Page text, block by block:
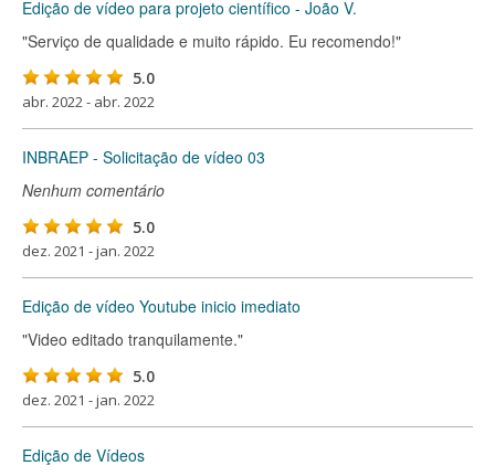
Edição de vídeo para projeto científico - João V.
"Serviço de qualidade e muito rápido. Eu recomendo!"
5.0
abr. 2022 - abr. 2022
INBRAEP - Solicitação de vídeo 03
Nenhum comentário
5.0
dez. 2021 - jan. 2022
Edição de vídeo Youtube inicio imediato
"Video editado tranquilamente."
5.0
dez. 2021 - jan. 2022
Edição de Vídeos